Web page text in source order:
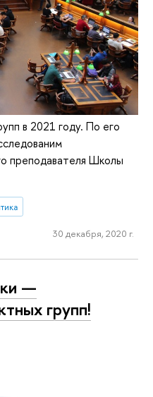
в 2021 году. По его
преподавателя Школы
30 декабря, 2020 г.
—
групп!